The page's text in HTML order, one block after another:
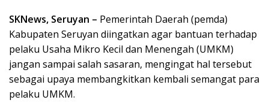
SKNews, Seruyan – Pemerintah Daerah (pemda)
Kabupaten Seruyan diingatkan agar bantuan terhadap
pelaku Usaha Mikro Kecil dan Menengah (UMKM)
jangan sampai salah sasaran, mengingat hal tersebut
sebagai upaya membangkitkan kembali semangat para
pelaku UMKM.